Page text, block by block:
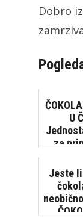
Dobro
U
za
Jeste